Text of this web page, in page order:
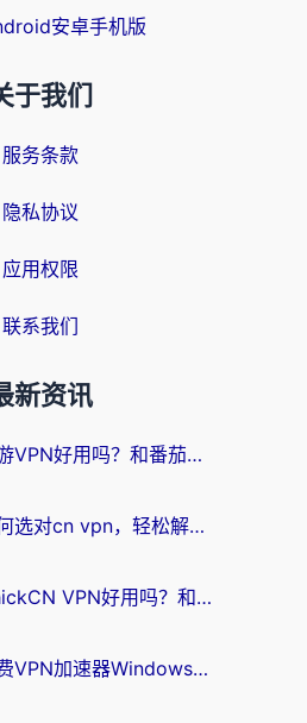
安卓手机版
于我们
服务条款
隐私协议
应用权限
联系我们
新资讯
海外党必看：迅游VPN好用吗？和番茄加速器VPN对比哪个回国效果更好？
海外党必看：如何选对cn vpn，轻松解锁国内影音游戏？
海外党必看：ChickCN VPN好用吗？和星河VPN对比哪个回国效果更好？附真实体验+避坑指南
海外党必看：免费VPN加速器Windows版怎么选？附真实测评与无缝访问国内资源指南